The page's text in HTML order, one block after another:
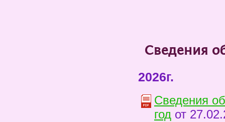
Сведения
2026г.
Сведения
год от